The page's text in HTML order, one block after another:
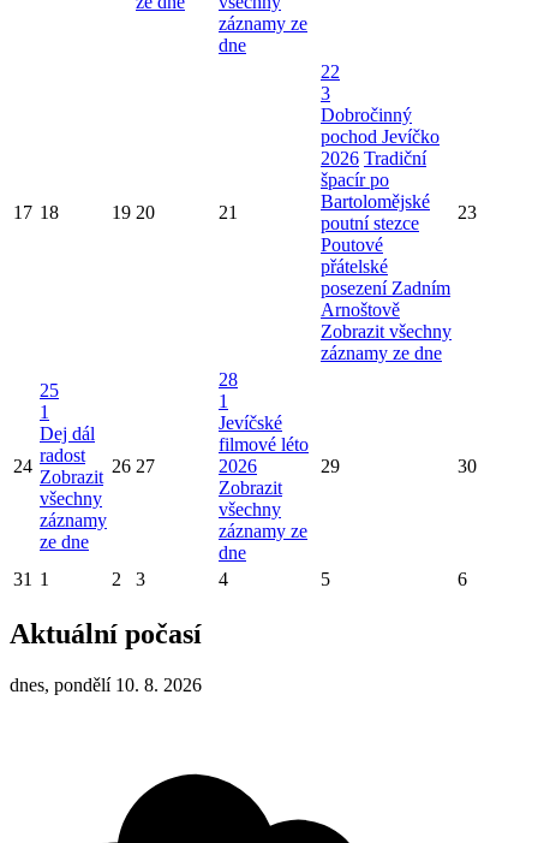
záznamy ze
dne
17 18 19 20 21
22
3
Dobročinný
pochod Jevíčko
2026 Tradiční
špacír po
Bartolomějské
poutní stezce
Poutové
přátelské
posezení Zadním
Arnoštově
Zobrazit všechny
záznamy ze dne
23
24
25
1
Dej dál
radost
Zobrazit
všechny
záznamy
ze dne
26 27
28
1
Jevíčské
filmové léto
2026
Zobrazit
všechny
záznamy ze
dne
29 30
31 1 2 3 4 5 6
Aktuální počasí
dnes, pondělí 10. 8. 2026